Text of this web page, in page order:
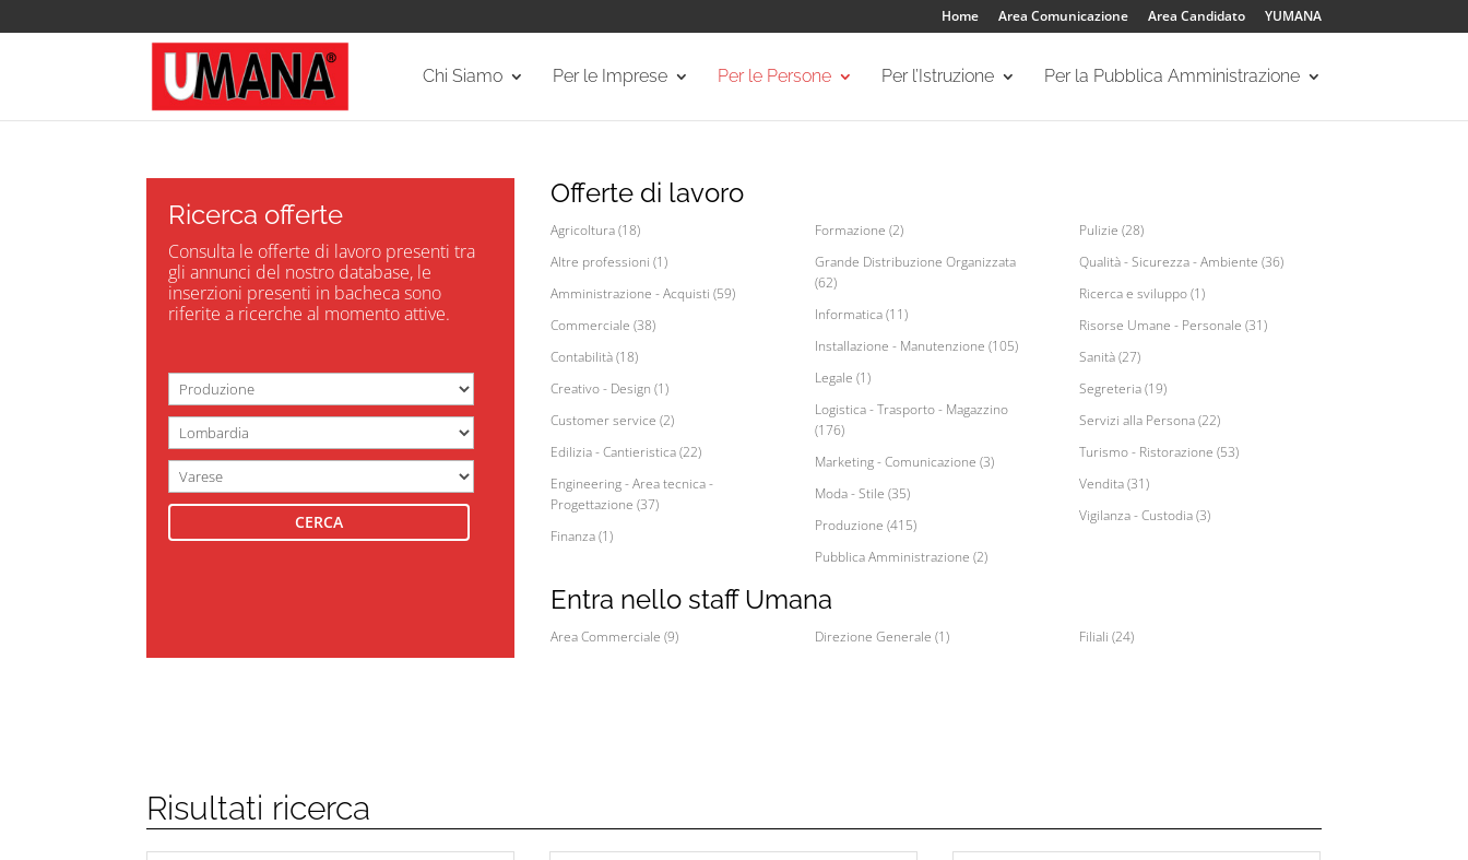
Home Area Comunicazione Area Candidato YUMANA
Chi Siamo Per le Imprese Per le Persone Per l’Istruzione Per la Pubblica Amministrazione
Ricerca offerte
Consulta le offerte di lavoro presenti tra
gli annunci del nostro database, le
inserzioni presenti in bacheca sono
riferite a ricerche al momento attive.
Offerte di lavoro
Agricoltura (18)
Altre professioni (1)
Amministrazione - Acquisti (59)
Commerciale (38)
Contabilità (18)
Creativo - Design (1)
Customer service (2)
Edilizia - Cantieristica (22)
Engineering - Area tecnica -
Progettazione (37)
Finanza (1)
Formazione (2)
Grande Distribuzione Organizzata
(62)
Informatica (11)
Installazione - Manutenzione (105)
Legale (1)
Logistica - Trasporto - Magazzino
(176)
Marketing - Comunicazione (3)
Moda - Stile (35)
Produzione (415)
Pubblica Amministrazione (2)
Pulizie (28)
Qualità - Sicurezza - Ambiente (36)
Ricerca e sviluppo (1)
Risorse Umane - Personale (31)
Sanità (27)
Segreteria (19)
Servizi alla Persona (22)
Turismo - Ristorazione (53)
Vendita (31)
Vigilanza - Custodia (3)
Entra nello staff Umana
Area Commerciale (9) Direzione Generale (1) Filiali (24)
Risultati ricerca